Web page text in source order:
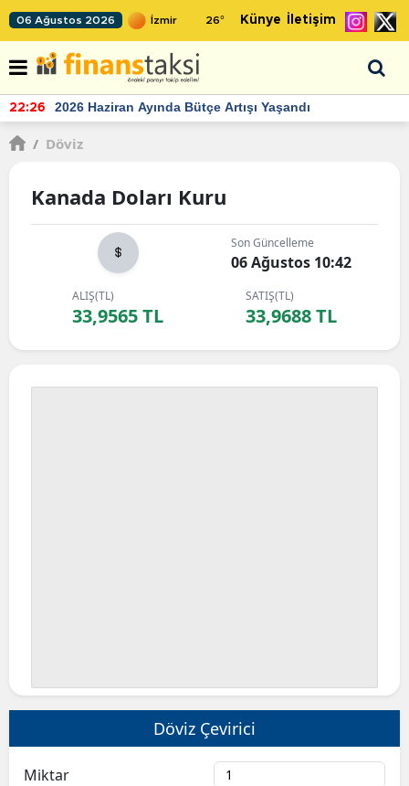
06 Ağustos 2026 26° Künye İletişim
22:26 2026 Haziran Ayında Bütçe Artışı Yaşandı
/ Döviz
Kanada Doları Kuru
Son Güncelleme
06 Ağustos 10:42
ALIŞ(TL)
33,9565 TL
SATIŞ(TL)
33,9688 TL
Döviz Çevirici
Miktar